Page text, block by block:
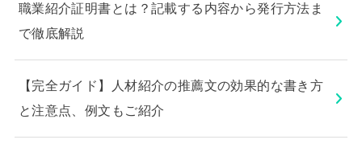
職業紹介証明書とは？記載する内容から発行方法ま
で徹底解説
【完全ガイド】人材紹介の推薦文の効果的な書き方
と注意点、例文もご紹介